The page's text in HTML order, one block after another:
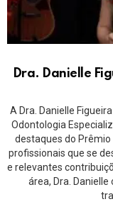
Dra. Danielle
A Dra. Danielle
Odontologia
destaques do
profissionais que se
e relevantes
área, Dra.